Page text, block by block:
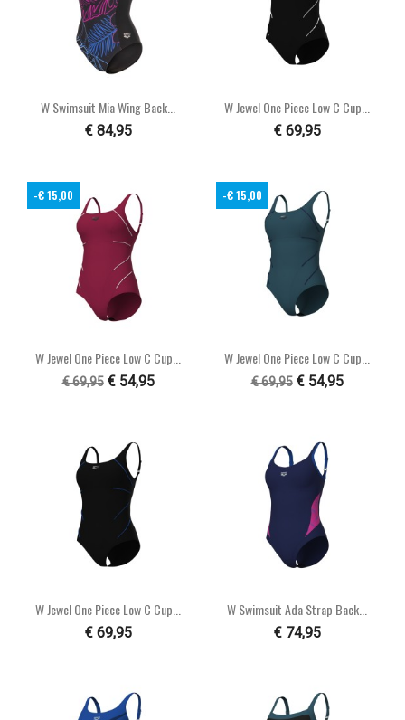
W Swimsuit Mia Wing Back...
€ 84,95
W Jewel One Piece Low C Cup...
€ 69,95
W Jewel One Piece Low C Cup...
€ 69,95 € 54,95
-€ 15,00
W Jewel One Piece Low C Cup...
€ 69,95 € 54,95
-€ 15,00
W Jewel One Piece Low C Cup...
€ 69,95
W Swimsuit Ada Strap Back...
€ 74,95